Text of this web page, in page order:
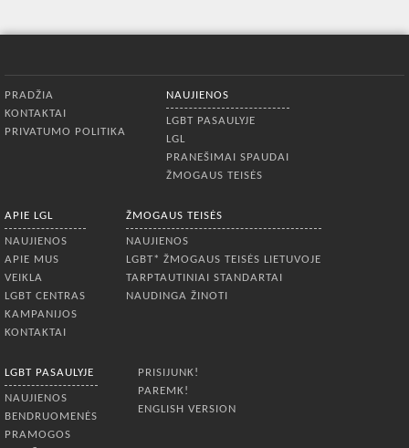
PRADŽIA
KONTAKTAI
PRIVATUMO POLITIKA
NAUJIENOS
LGBT PASAULYJE
LGL
PRANEŠIMAI SPAUDAI
ŽMOGAUS TEISĖS
APIE LGL
NAUJIENOS
APIE MUS
VEIKLA
LGBT CENTRAS
KAMPANIJOS
KONTAKTAI
ŽMOGAUS TEISĖS
NAUJIENOS
LGBT* ŽMOGAUS TEISĖS LIETUVOJE
TARPTAUTINIAI STANDARTAI
NAUDINGA ŽINOTI
LGBT PASAULYJE
NAUJIENOS
BENDRUOMENĖS
PRAMOGOS
PRISIJUNK!
PAREMK!
ENGLISH VERSION